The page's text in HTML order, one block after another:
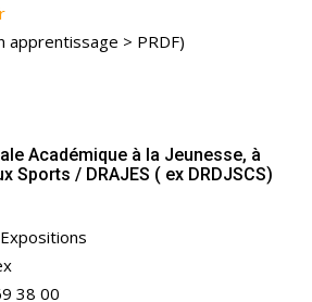
apprentissage > PRDF)
Académique à la Jeunesse, à
Sports / DRAJES ( ex DRDJSCS)
38 00